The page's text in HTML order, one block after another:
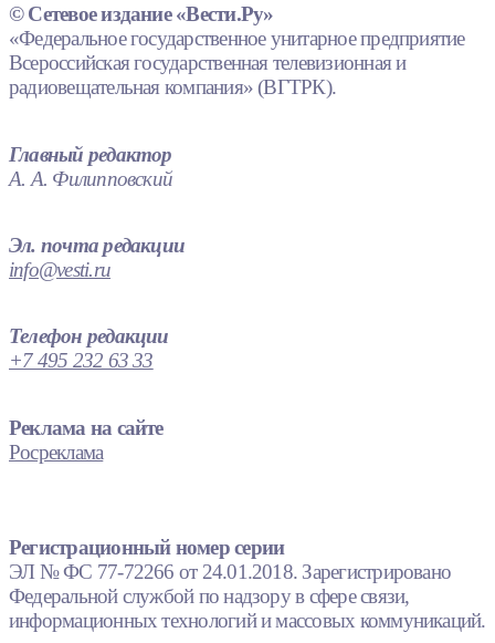
© Сетевое издание «Вести.Ру»
«Федеральное государственное унитарное предприятие
Всероссийская государственная телевизионная и
радиовещательная компания» (ВГТРК).
Главный редактор
А. А. Филипповский
Эл. почта редакции
info@vesti.ru
Телефон редакции
+7 495 232 63 33
Реклама на сайте
Росреклама
Регистрационный номер серии
ЭЛ № ФС 77-72266 от 24.01.2018. Зарегистрировано
Федеральной службой по надзору в сфере связи,
информационных технологий и массовых коммуникаций.